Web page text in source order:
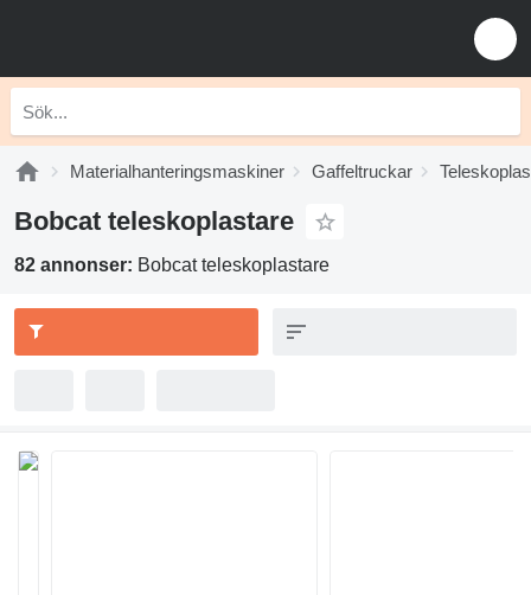
Materialhanteringsmaskiner Gaffeltruckar
Bobcat teleskoplastare
82 annonser: Bobcat teleskoplastare